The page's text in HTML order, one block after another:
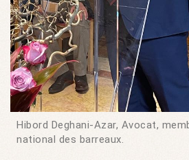
Hibord Deghani-Azar, Avocat,
national des barreaux.